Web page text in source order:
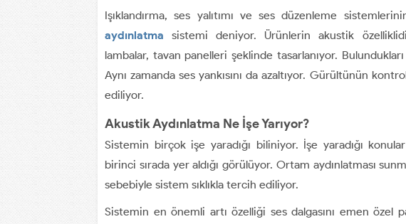
Işıklandırma, ses yalıtımı ve ses düzenleme
aydınlatma sistemi deniyor. Ürünlerin akustik
lambalar, tavan panelleri şeklinde tasarlanıyor.
Aynı zamanda ses yankısını da azaltıyor. Gürültünün
ediliyor.
Akustik Aydınlatma Ne İşe Yarıyor?
Sistemin birçok işe yaradığı biliniyor. İşe yaradığı konular
birinci sırada yer aldığı görülüyor. Ortam aydınlatması
sebebiyle sistem sıklıkla tercih ediliyor.
Sistemin en önemli artı özelliği ses dalgasını emen özel